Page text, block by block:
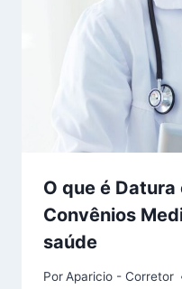
O que é Datura
Convênios
saúde
PorAparicio - Corretor